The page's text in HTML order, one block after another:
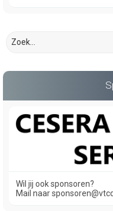
Wil jij ook sponsoren?
Mail naar